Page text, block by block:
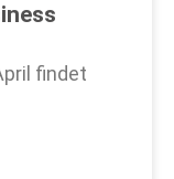
findet